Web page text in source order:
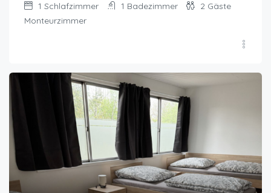
1 Schlafzimmer 1 Badezimmer 2 Gäste
Monteurzimmer